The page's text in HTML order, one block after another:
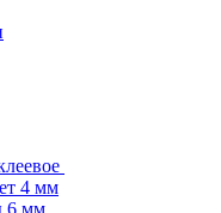
4 мм
6 мм